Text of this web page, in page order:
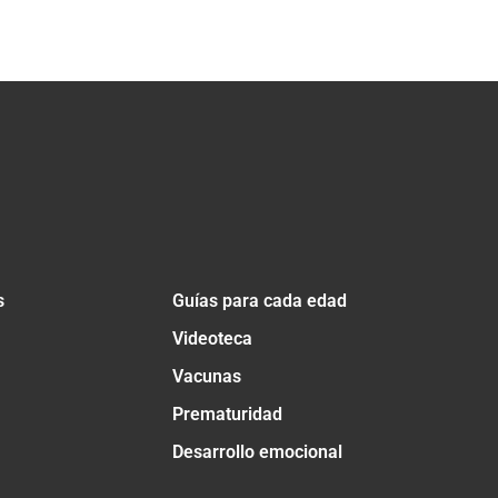
Guías para cada edad
Videoteca
Vacunas
Prematuridad
Desarrollo emocional